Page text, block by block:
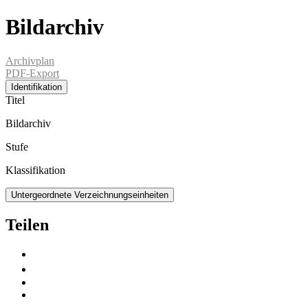
Bildarchiv
Archivplan
PDF-Export
Identifikation
Titel
Bildarchiv
Stufe
Klassifikation
Untergeordnete Verzeichnungseinheiten
Teilen